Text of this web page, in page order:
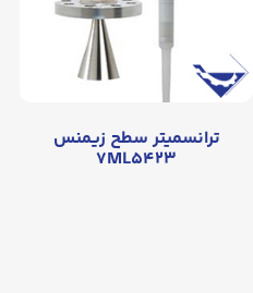
ترانسمیتر سطح زیمنس
۷ML۵۴۲۳